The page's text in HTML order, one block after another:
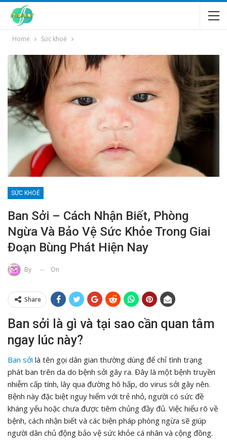
Home Sức khoẻ
SỨC KHOẺ
Ban Sởi – Cách Nhận Biết, Phòng
Ngừa Và Bảo Vệ Sức Khỏe Trong Giai
Đoạn Bùng Phát Hiện Nay
By On
Share
Ban sởi là gì và tại sao cần quan tâm
ngay lúc này?
Ban sởi là tên gọi dân gian thường dùng để chỉ tình trạng
phát ban trên da do bệnh sởi gây ra. Đây là một bệnh truyền
nhiễm cấp tính, lây qua đường hô hấp, do virus sởi gây nên.
Bệnh này đặc biệt nguy hiểm với trẻ nhỏ, người có sức đề
kháng yếu hoặc chưa được tiêm chủng đầy đủ. Việc hiểu rõ về
bệnh, cách nhận biết và các biện pháp phòng ngừa sẽ giúp
người dân chủ động bảo vệ sức khỏe cá nhân và cộng đồng.